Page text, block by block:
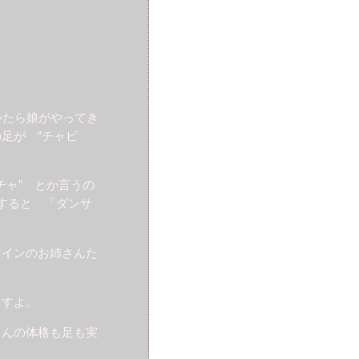
ら娘がやってき
足が ”チャビ
” とか言うの
ると 「ダンサ
ンのお姉さんた
よ。
の体格も足も実